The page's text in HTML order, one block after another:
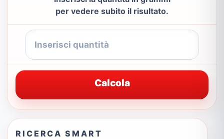
per vedere subito il risultato.
Calcola
RICERCA SMART